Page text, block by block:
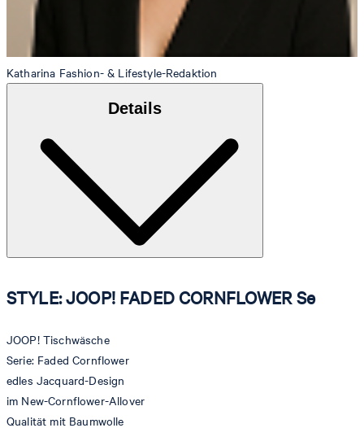
Katharina Fashion- & Lifestyle-Redaktion
Details
STYLE: JOOP! FADED CORNFLOWER Se
JOOP! Tischwäsche
Serie: Faded Cornflower
edles Jacquard-Design
im New-Cornflower-Allover
Qualität mit Baumwolle